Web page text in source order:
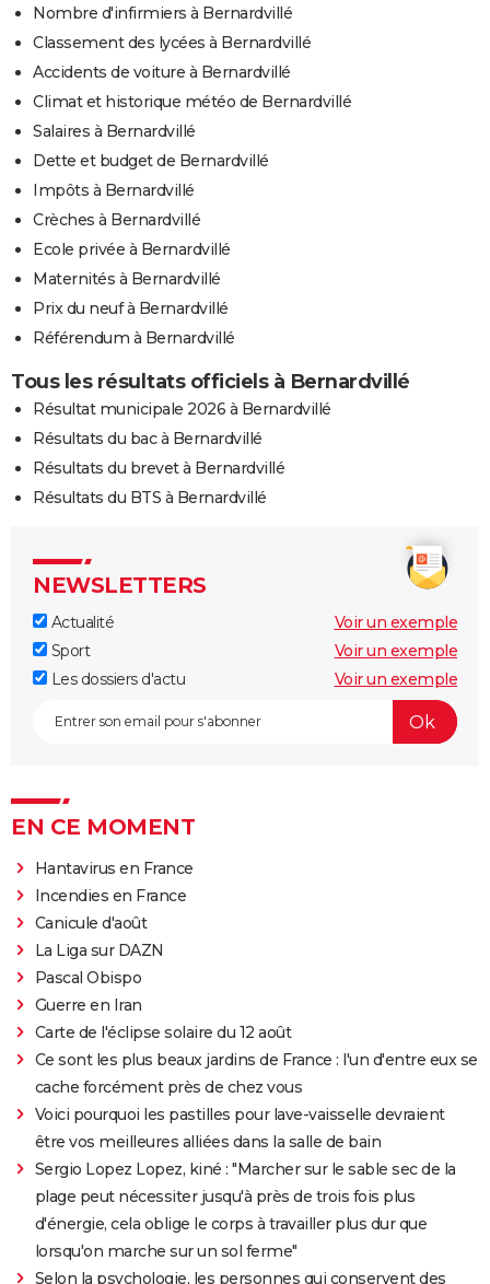
Nombre d'infirmiers à Bernardvillé
Classement des lycées à Bernardvillé
Accidents de voiture à Bernardvillé
Climat et historique météo de Bernardvillé
Salaires à Bernardvillé
Dette et budget de Bernardvillé
Impôts à Bernardvillé
Crèches à Bernardvillé
Ecole privée à Bernardvillé
Maternités à Bernardvillé
Prix du neuf à Bernardvillé
Référendum à Bernardvillé
Tous les résultats officiels à Bernardvillé
Résultat municipale 2026 à Bernardvillé
Résultats du bac à Bernardvillé
Résultats du brevet à Bernardvillé
Résultats du BTS à Bernardvillé
NEWSLETTERS
Actualité
Voir un exemple
Sport
Voir un exemple
Les dossiers d'actu
Voir un exemple
EN CE MOMENT
Hantavirus en France
Incendies en France
Canicule d'août
La Liga sur DAZN
Pascal Obispo
Guerre en Iran
Carte de l'éclipse solaire du 12 août
Ce sont les plus beaux jardins de France : l'un d'entre eux se
cache forcément près de chez vous
Voici pourquoi les pastilles pour lave-vaisselle devraient
être vos meilleures alliées dans la salle de bain
Sergio Lopez Lopez, kiné : "Marcher sur le sable sec de la
plage peut nécessiter jusqu'à près de trois fois plus
d'énergie, cela oblige le corps à travailler plus dur que
lorsqu'on marche sur un sol ferme"
Selon la psychologie, les personnes qui conservent des